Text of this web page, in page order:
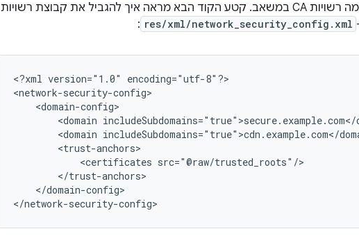
ספציפי, אלא שבמקרה הזה מסופקות כמה רשויות CA במשאב. קטע הקוד הבא מראה איך להגביל את קבוצת רשויות
res/xml/network_security_config.xml
:
<?xml version="1.0"
encoding="utf-8"?>
<domain
<domain
<certificates
</domain-config>
</network-security-config>